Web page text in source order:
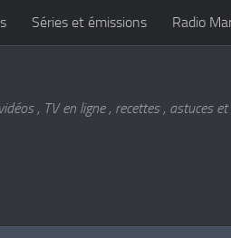
Séries et émissions Radio
, TV en ligne , recettes , astuces